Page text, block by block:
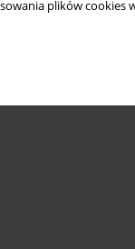
plików cookies